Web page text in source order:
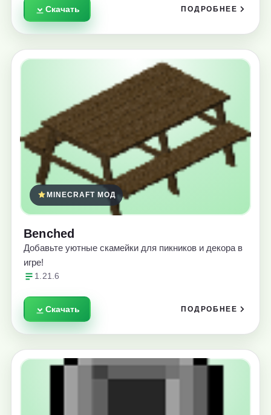
Скачать ПОДРОБНЕЕ
MINECRAFT МОД
Benched
Добавьте уютные скамейки для пикников и декора в
игре!
1.21.6
Скачать ПОДРОБНЕЕ